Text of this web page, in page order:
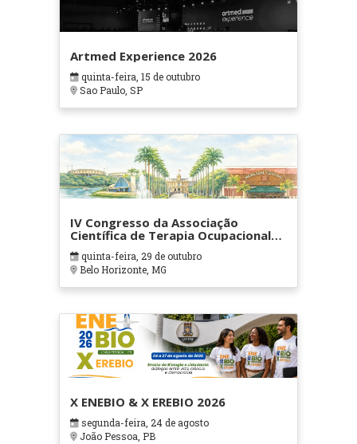
Artmed Experience 2026
quinta-feira, 15 de outubro
Sao Paulo, SP
IV Congresso da Associação
Científica de Terapia Ocupacional
em Contextos Hospitalares e
Cuidados Paliativos - ATOHOSP
quinta-feira, 29 de outubro
Belo Horizonte, MG
X ENEBIO & X EREBIO 2026
segunda-feira, 24 de agosto
João Pessoa, PB